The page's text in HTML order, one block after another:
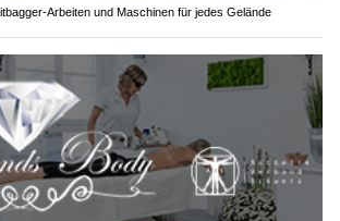
Arbeiten und Maschinen für jedes Gelände